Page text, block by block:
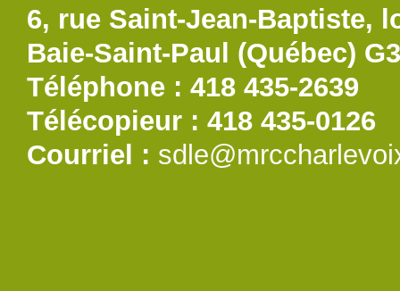
6, rue Saint-Jean-Baptiste,
Baie-Saint-Paul (Québec)
Téléphone : 418 435-2639
Télécopieur : 418 435-0126
Courriel :